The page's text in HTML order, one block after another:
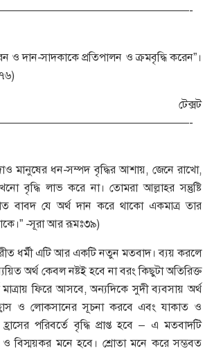
ও দান-সাদকাকে প্রতিপালন ও ক্রমবৃদ্ধি করেন”।
টেক্সট
মানুষের ধন-সম্পদ বৃদ্ধির আশায়, জেনে রাখো,
বৃদ্ধি লাভ করে না। তোমরা আল্লাহর সন্তুষ্টি
বাবদ যে অর্থ দান করে থাকো একমাত্র তার
-সূরা আর রূমঃ৩৯)
ধর্মী এটি আর একটি নতুন মতবাদ। ব্যয় করলে
অর্থ কেবল নষ্টই হবে না বরং কিছুটা অতিরিক্ত
ফিরে আসবে, অন্যদিকে সুদী ব্যবসায় অর্থ
হ্রাস ও লোকসানের সূচনা করবে এবং যাকাত ও
পরিবর্তে বৃদ্ধি প্রাপ্ত হবে – এ মতবাদটি
বিস্ময়কর মনে হবে। শ্রোতা মনে করে সম্ভবত